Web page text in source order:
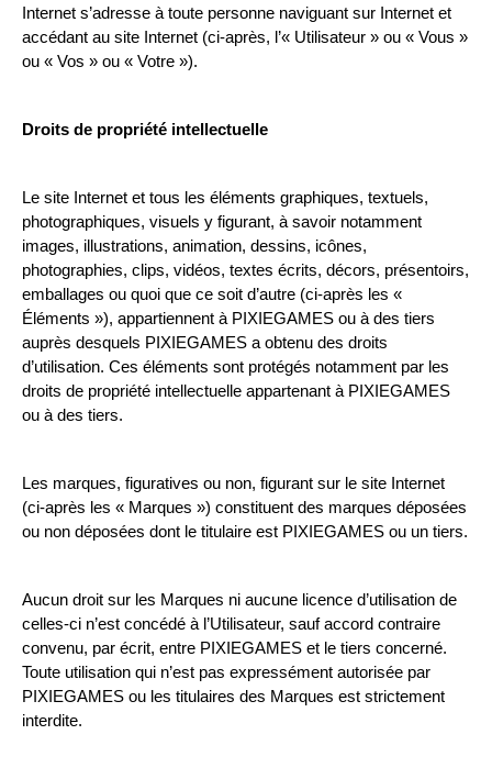
Internet s’adresse à toute personne naviguant sur Internet et
accédant au site Internet (ci-après, l’« Utilisateur » ou « Vous »
ou « Vos » ou « Votre »).
Droits de propriété intellectuelle
Le site Internet et tous les éléments graphiques, textuels,
photographiques, visuels y figurant, à savoir notamment
images, illustrations, animation, dessins, icônes,
photographies, clips, vidéos, textes écrits, décors, présentoirs,
emballages ou quoi que ce soit d’autre (ci-après les «
Éléments »), appartiennent à PIXIEGAMES ou à des tiers
auprès desquels PIXIEGAMES a obtenu des droits
d’utilisation. Ces éléments sont protégés notamment par les
droits de propriété intellectuelle appartenant à PIXIEGAMES
ou à des tiers.
Les marques, figuratives ou non, figurant sur le site Internet
(ci-après les « Marques ») constituent des marques déposées
ou non déposées dont le titulaire est PIXIEGAMES ou un tiers.
Aucun droit sur les Marques ni aucune licence d’utilisation de
celles-ci n’est concédé à l’Utilisateur, sauf accord contraire
convenu, par écrit, entre PIXIEGAMES et le tiers concerné.
Toute utilisation qui n’est pas expressément autorisée par
PIXIEGAMES ou les titulaires des Marques est strictement
interdite.